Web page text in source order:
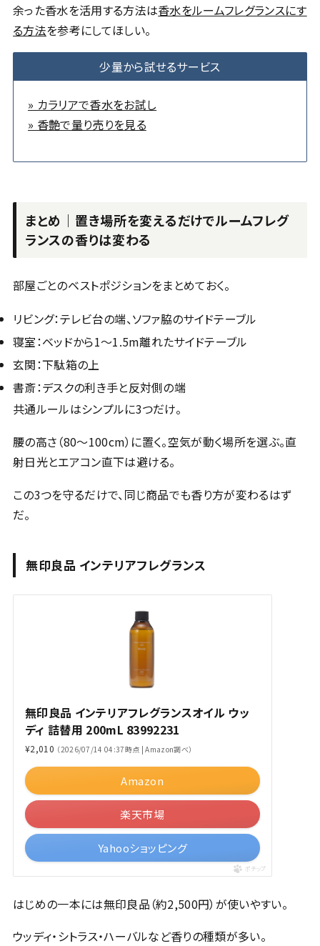
余った香水を活用する方法は香水をルームフレグランスにす
る方法を参考にしてほしい。
少量から試せるサービス
» カラリアで香水をお試し
» 香艶で量り売りを見る
まとめ｜置き場所を変えるだけでルームフレグ
ランスの香りは変わる
部屋ごとのベストポジションをまとめておく。
リビング：テレビ台の端、ソファ脇のサイドテーブル
寝室：ベッドから1〜1.5m離れたサイドテーブル
玄関：下駄箱の上
書斎：デスクの利き手と反対側の端
共通ルールはシンプルに3つだけ。
腰の高さ（80〜100cm）に置く。空気が動く場所を選ぶ。直
射日光とエアコン直下は避ける。
この3つを守るだけで、同じ商品でも香り方が変わるはず
だ。
無印良品 インテリアフレグランス
無印良品 インテリアフレグランスオイル ウッ
ディ 詰替用 200mL 83992231
¥2,010 （2026/07/14 04:37時点 | Amazon調べ）
Amazon
楽天市場
Yahooショッピング
ポチップ
はじめの一本には無印良品（約2,500円）が使いやすい。
ウッディ・シトラス・ハーバルなど香りの種類が多い。